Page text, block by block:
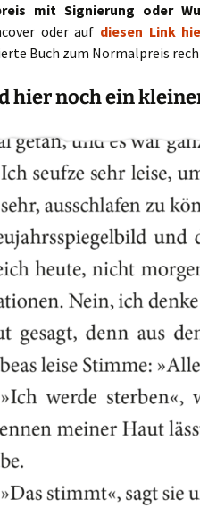
mit Signierung oder
oder auf diesen Link
Buch zum Normalpreis
hier noch ein